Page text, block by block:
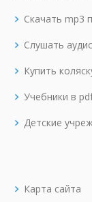
Скачать mp3
Слушать
Купить
Учебники в
Детские
Карта сайта